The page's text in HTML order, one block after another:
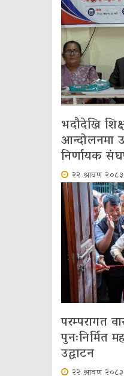
भदौदेखि
आन्दोलनमा
निर्णायक
२२ श्रावण
परम्परागत
पुनःनिर्मित
उद्घाटन